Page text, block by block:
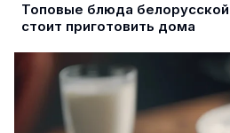
Топовые блюда
стоит приготовить дома